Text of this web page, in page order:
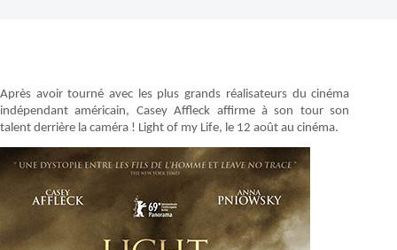
Après avoir tourné avec les plus grands réalisateurs du cinéma
indépendant américain, Casey Affleck affirme à son tour son
talent derrière la caméra ! Light of my Life, le 12 août au cinéma.